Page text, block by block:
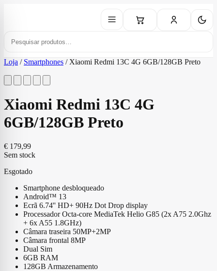
Loja / Smartphones / Xiaomi Redmi 13C 4G 6GB/128GB Preto
Xiaomi Redmi 13C 4G
6GB/128GB Preto
€ 179,99
Sem stock
Esgotado
Smartphone desbloqueado
Android™ 13
Ecrã 6.74'' HD+ 90Hz Dot Drop display
Processador Octa-core MediaTek Helio G85 (2x A75 2.0Ghz
+ 6x A55 1.8GHz)
Câmara traseira 50MP+2MP
Câmara frontal 8MP
Dual Sim
6GB RAM
128GB Armazenamento